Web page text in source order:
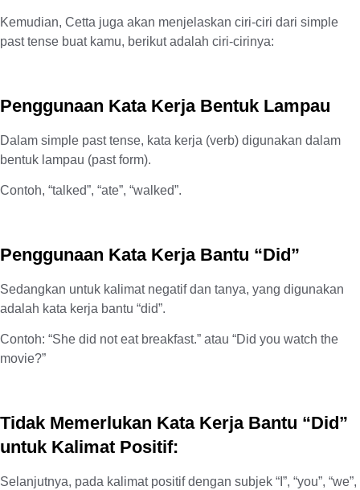
Kemudian, Cetta juga akan menjelaskan ciri-ciri dari simple
past tense buat kamu, berikut adalah ciri-cirinya:
Penggunaan Kata Kerja Bentuk Lampau
Dalam simple past tense, kata kerja (verb) digunakan dalam
bentuk lampau (past form).
Contoh, “talked”, “ate”, “walked”.
Penggunaan Kata Kerja Bantu “Did”
Sedangkan untuk kalimat negatif dan tanya, yang digunakan
adalah kata kerja bantu “did”.
Contoh: “She did not eat breakfast.” atau “Did you watch the
movie?”
Tidak Memerlukan Kata Kerja Bantu “Did”
untuk Kalimat Positif:
Selanjutnya, pada kalimat positif dengan subjek “I”, “you”, “we”,